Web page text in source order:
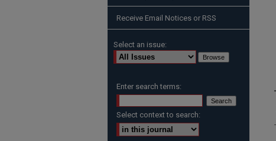
Receive Email Notices or RSS
Select an issue:
Enter search terms:
Select context to search: